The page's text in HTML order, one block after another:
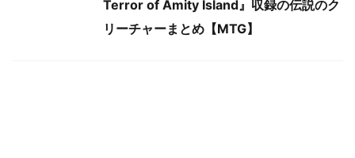
Terror of Amity Island』収録の伝説のク
リーチャーまとめ【MTG】